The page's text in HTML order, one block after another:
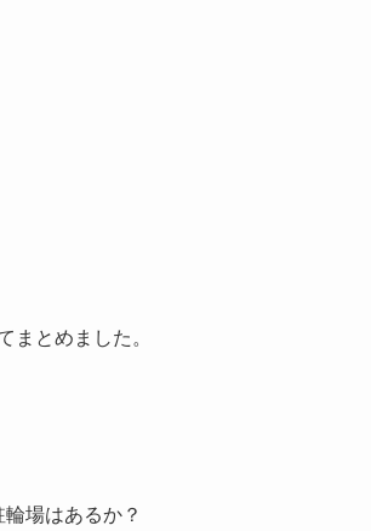
まとめました。
場はあるか？